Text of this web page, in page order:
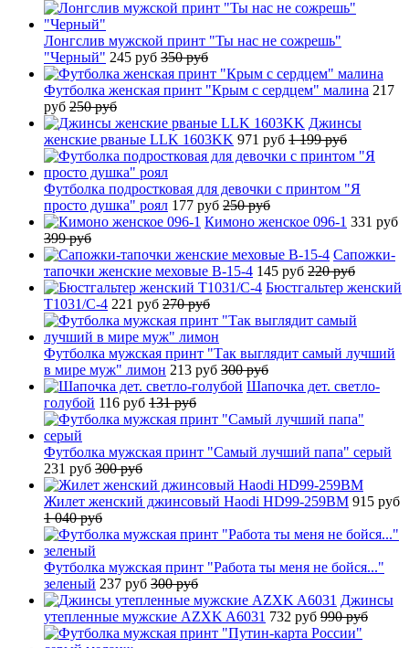
Лонгслив мужской принт "Ты нас не сожрешь"
"Черный" 245 руб 350 руб
Футболка женская принт "Крым с сердцем" малина 217
руб 250 руб
Джинсы
женские рваные LLK 1603KK 971 руб 1 199 руб
Футболка подростковая для девочки с принтом "Я
просто душка" роял 177 руб 250 руб
Кимоно женское 096-1 331 руб
399 руб
Сапожки-
тапочки женские меховые B-15-4 145 руб 220 руб
Бюстгальтер женский
T1031/C-4 221 руб 270 руб
Футболка мужская принт "Так выглядит самый лучший
в мире муж" лимон 213 руб 300 руб
Шапочка дет. светло-
голубой 116 руб 131 руб
Футболка мужская принт "Самый лучший папа" серый
231 руб 300 руб
Жилет женский джинсовый Haodi HD99-259BM 915 руб
1 040 руб
Футболка мужская принт "Работа ты меня не бойся..."
зеленый 237 руб 300 руб
Джинсы
утепленные мужские AZXK A6031 732 руб 990 руб